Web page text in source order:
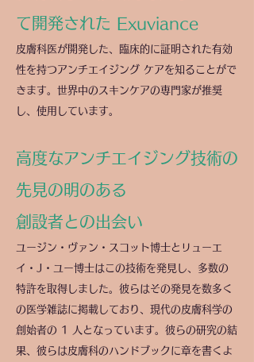
て開発された Exuviance
皮膚科医が開発した、臨床的に証明された有効
性を持つアンチエイジング ケアを知ることがで
きます。世界中のスキンケアの専門家が推奨
し、使用しています。
高度なアンチエイジング技術の
先見の明のある
創設者との出会い
ユージン・ヴァン・スコット博士とリューエ
イ・J・ユー博士はこの技術を発見し、多数の
特許を取得しました。彼らはその発見を数多く
の医学雑誌に掲載しており、現代の皮膚科学の
創始者の 1 人となっています。彼らの研究の結
果、彼らは皮膚科のハンドブックに章を書くよ